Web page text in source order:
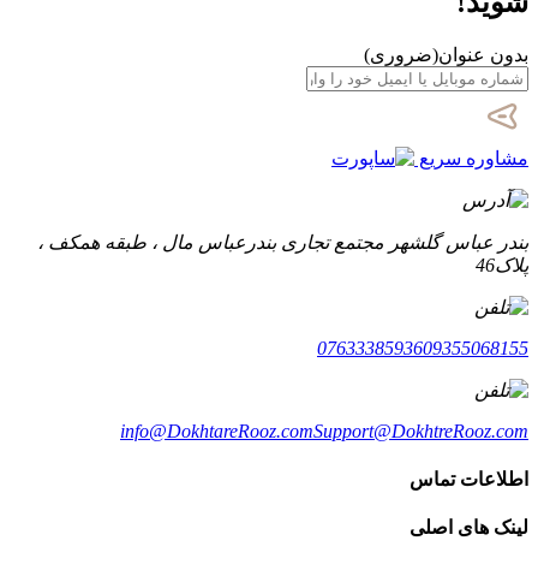
بدون عنوان(ضروری)
مشاوره سریع
بندر عباس گلشهر مجتمع تجاری بندرعباس مال ، طبقه همکف ،
پلاک46
0763338593609355068155
info@DokhtareRooz.comSupport@DokhtreRooz.com
اطلاعات تماس
لینک های اصلی